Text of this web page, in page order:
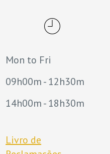
Mon to Fri
09h00m - 12h30m
14h00m - 18h30m
Livro de